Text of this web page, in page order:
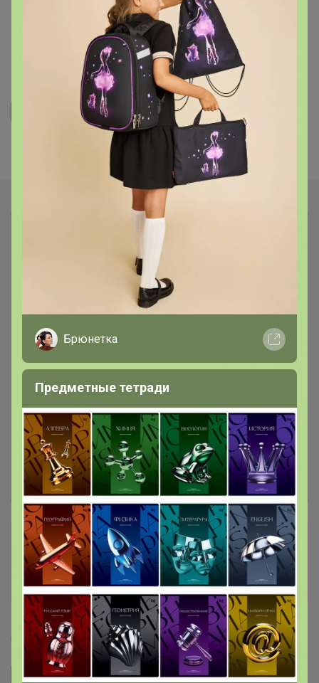
бутылочки, наполнители для
диффузоров
5.1K 5.8K 203 14
Показаны записи1-2 из2.
Сбор заказов в данной закупке
завершен
Перейти к текущей закупке
Леныра
Подписаться на закупку 111
Брюнетка
Предметные тетради